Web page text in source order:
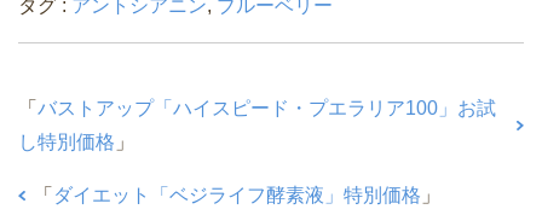
タグ : アントシアニン, ブルーベリー
「 バストアップ「ハイスピード・プエラリア100」お試
し特別価格 」
「 ダイエット「ベジライフ酵素液」特別価格 」